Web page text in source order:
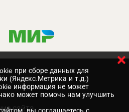
сайта
при сборе данных для
(Яндекс.Метрика и т.д.)
информация не может
может помочь нам улучшить